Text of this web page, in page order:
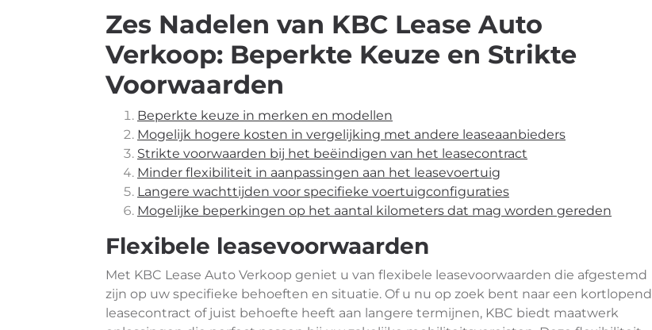
Zes Nadelen van KBC Lease Auto
Verkoop: Beperkte Keuze en Strikte
Voorwaarden
Beperkte keuze in merken en modellen
Mogelijk hogere kosten in vergelijking met andere leaseaanbieders
Strikte voorwaarden bij het beëindigen van het leasecontract
Minder flexibiliteit in aanpassingen aan het leasevoertuig
Langere wachttijden voor specifieke voertuigconfiguraties
Mogelijke beperkingen op het aantal kilometers dat mag worden gereden
Flexibele leasevoorwaarden
Met KBC Lease Auto Verkoop geniet u van flexibele leasevoorwaarden die afgestemd
zijn op uw specifieke behoeften en situatie. Of u nu op zoek bent naar een kortlopend
leasecontract of juist behoefte heeft aan langere termijnen, KBC biedt maatwerk